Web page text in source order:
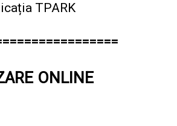
TPARK
==========
ONLINE